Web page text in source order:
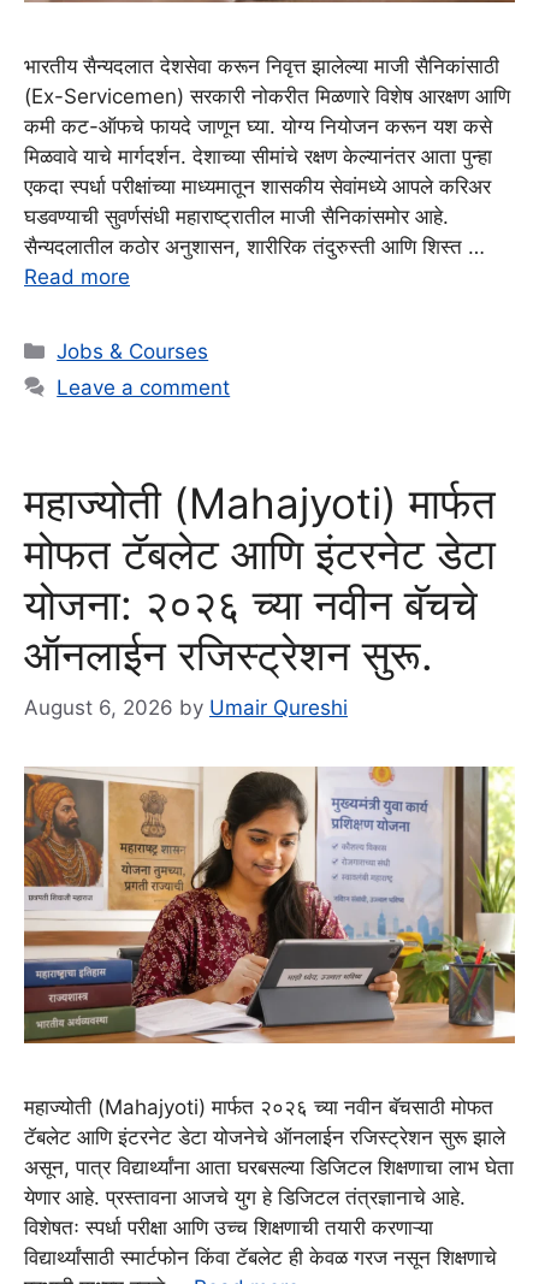
भारतीय सैन्यदलात देशसेवा करून निवृत्त झालेल्या माजी सैनिकांसाठी
(Ex-Servicemen) सरकारी नोकरीत मिळणारे विशेष आरक्षण आणि
कमी कट-ऑफचे फायदे जाणून घ्या. योग्य नियोजन करून यश कसे
मिळवावे याचे मार्गदर्शन. देशाच्या सीमांचे रक्षण केल्यानंतर आता पुन्हा
एकदा स्पर्धा परीक्षांच्या माध्यमातून शासकीय सेवांमध्ये आपले करिअर
घडवण्याची सुवर्णसंधी महाराष्ट्रातील माजी सैनिकांसमोर आहे.
सैन्यदलातील कठोर अनुशासन, शारीरिक तंदुरुस्ती आणि शिस्त …
Read more
Categories
Jobs & Courses
Leave a comment
महाज्योती (Mahajyoti) मार्फत
मोफत टॅबलेट आणि इंटरनेट डेटा
योजना: २०२६ च्या नवीन बॅचचे
ऑनलाईन रजिस्ट्रेशन सुरू.
August 6, 2026 by Umair Qureshi
महाज्योती (Mahajyoti) मार्फत २०२६ च्या नवीन बॅचसाठी मोफत
टॅबलेट आणि इंटरनेट डेटा योजनेचे ऑनलाईन रजिस्ट्रेशन सुरू झाले
असून, पात्र विद्यार्थ्यांना आता घरबसल्या डिजिटल शिक्षणाचा लाभ घेता
येणार आहे. प्रस्तावना आजचे युग हे डिजिटल तंत्रज्ञानाचे आहे.
विशेषतः स्पर्धा परीक्षा आणि उच्च शिक्षणाची तयारी करणाऱ्या
विद्यार्थ्यांसाठी स्मार्टफोन किंवा टॅबलेट ही केवळ गरज नसून शिक्षणाचे